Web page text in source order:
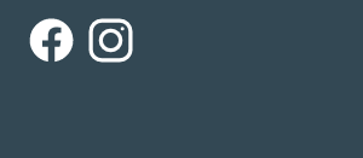
FacebookInstagram